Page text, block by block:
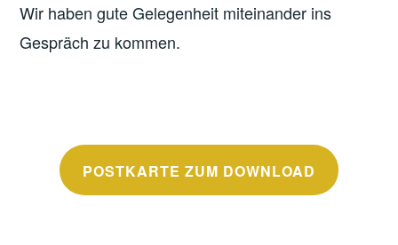
Wir haben gute Gelegenheit miteinander ins
Gespräch zu kommen.
POSTKARTE ZUM DOWNLOAD